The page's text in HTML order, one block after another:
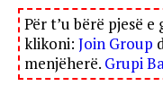
Për t’u bërë pjesë e
klikoni: Join Group
menjëherë. Grupi